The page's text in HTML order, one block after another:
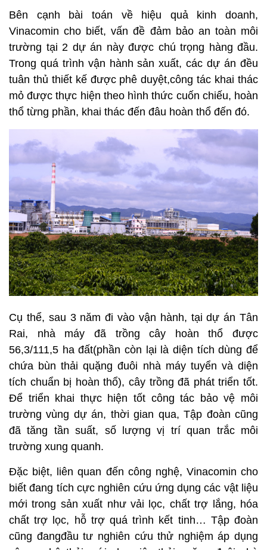
Bên cạnh bài toán về hiệu quả kinh doanh,
Vinacomin cho biết, vấn đề đảm bảo an toàn môi
trường tại 2 dự án này được chú trọng hàng đầu.
Trong quá trình vận hành sản xuất, các dự án đều
tuân thủ thiết kế được phê duyệt,công tác khai thác
mỏ được thực hiện theo hình thức cuốn chiếu, hoàn
thổ từng phần, khai thác đến đâu hoàn thổ đến đó.
Cụ thể, sau 3 năm đi vào vận hành, tại dự án Tân
Rai, nhà máy đã trồng cây hoàn thổ được
56,3/111,5 ha đất(phần còn lại là diện tích dùng để
chứa bùn thải quặng đuôi nhà máy tuyển và diện
tích chuẩn bị hoàn thổ), cây trồng đã phát triển tốt.
Để triển khai thực hiện tốt công tác bảo vệ môi
trường vùng dự án, thời gian qua, Tập đoàn cũng
đã tăng tần suất, số lượng vị trí quan trắc môi
trường xung quanh.
Đặc biệt, liên quan đến công nghệ, Vinacomin cho
biết đang tích cực nghiên cứu ứng dụng các vật liệu
mới trong sản xuất như vải lọc, chất trợ lắng, hóa
chất trợ lọc, hỗ trợ quá trình kết tinh… Tập đoàn
cũng đangđầu tư nghiên cứu thử nghiệm áp dụng